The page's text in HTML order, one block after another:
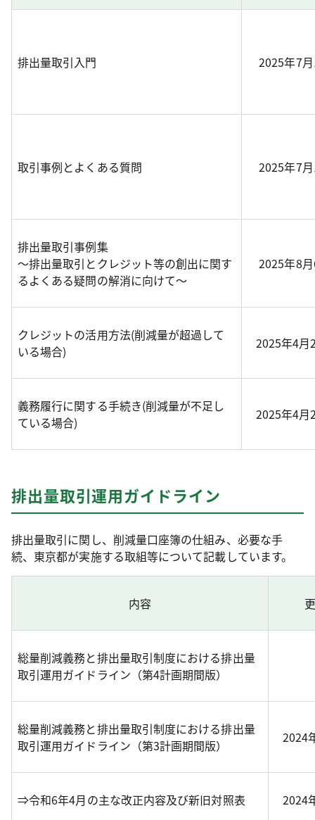
排出量取引入門 2025年7
取引事例とよくある質問 2025年7
排出量取引事例集
～排出量取引とクレジット等の創出に関す
るよくある疑問の解消に向けて～
2025年8
クレジットの活用方法(削減量が超過して
いる場合)
2025年4月
義務履行に関する手続き(削減量が不足し
ている場合)
2025年4月
排出量取引運用ガイドライン
排出量取引に関し、削減量口座簿の仕組み、必要な手
続、東京都が実施する取組等について記載しています。
内容
総量削減義務と排出量取引制度における排出量
取引運用ガイドライン（第4計画期間版）
総量削減義務と排出量取引制度における排出量
取引運用ガイドライン（第3計画期間版）
2024
⇒令和6年4月の主な改正内容及び新旧対照表 2024